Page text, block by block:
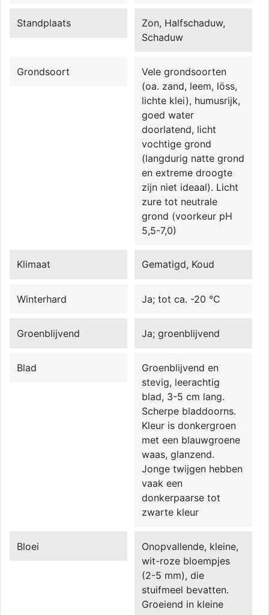
Standplaats
Zon, Halfschaduw,
Schaduw
Grondsoort
Vele grondsoorten
(oa. zand, leem, löss,
lichte klei), humusrijk,
goed water
doorlatend, licht
vochtige grond
(langdurig natte grond
en extreme droogte
zijn niet ideaal). Licht
zure tot neutrale
grond (voorkeur pH
5,5-7,0)
Klimaat Gematigd, Koud
Winterhard Ja; tot ca. -20 °C
Groenblijvend Ja; groenblijvend
Blad
Groenblijvend en
stevig, leerachtig
blad, 3-5 cm lang.
Scherpe bladdoorns.
Kleur is donkergroen
met een blauwgroene
waas, glanzend.
Jonge twijgen hebben
vaak een
donkerpaarse tot
zwarte kleur
Bloei
Onopvallende, kleine,
wit-roze bloempjes
(2-5 mm), die
stuifmeel bevatten.
Groeiend in kleine